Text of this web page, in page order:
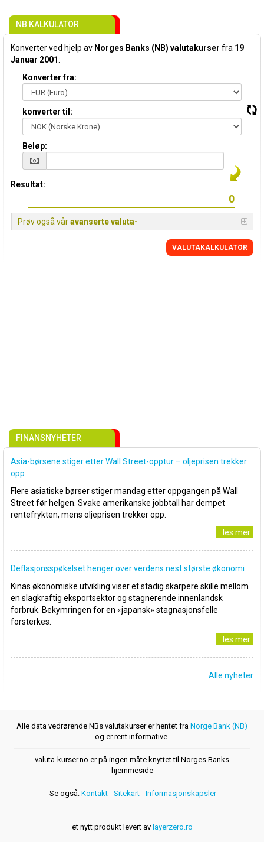
NB KALKULATOR
Konverter ved hjelp av Norges Banks (NB) valutakurser fra 19
Januar 2001:
Konverter fra:
konverter til:
Beløp:
Resultat:
Prøv også våravanserte valuta-
VALUTAKALKULATOR
FINANSNYHETER
Asia-børsene stiger etter Wall Street-opptur – oljeprisen trekker
opp
Flere asiatiske børser stiger mandag etter oppgangen på Wall
Street før helgen. Svake amerikanske jobbtall har dempet
rentefrykten, mens oljeprisen trekker opp.
..les mer
Deflasjonsspøkelset henger over verdens nest største økonomi
Kinas økonomiske utvikling viser et stadig skarpere skille mellom
en slagkraftig eksportsektor og stagnerende innenlandsk
forbruk. Bekymringen for en «japansk» stagnasjonsfelle
forsterkes.
..les mer
Alle nyheter
Alle data vedrørende NBs valutakurser er hentet fra Norge Bank (NB)
og er rent informative.
valuta-kurser.no er på ingen måte knyttet til Norges Banks
hjemmeside
Se også: Kontakt - Sitekart - Informasjonskapsler
et nytt produkt levert av layerzero.ro